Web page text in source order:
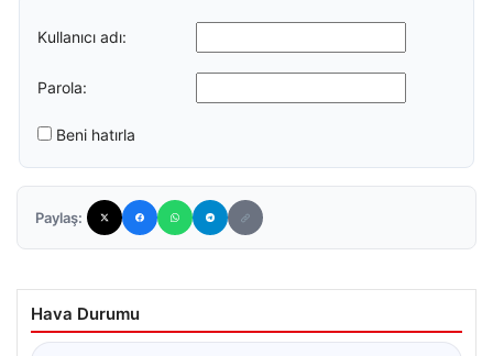
Kullanıcı adı:
Parola:
Beni hatırla
Paylaş:
Hava Durumu